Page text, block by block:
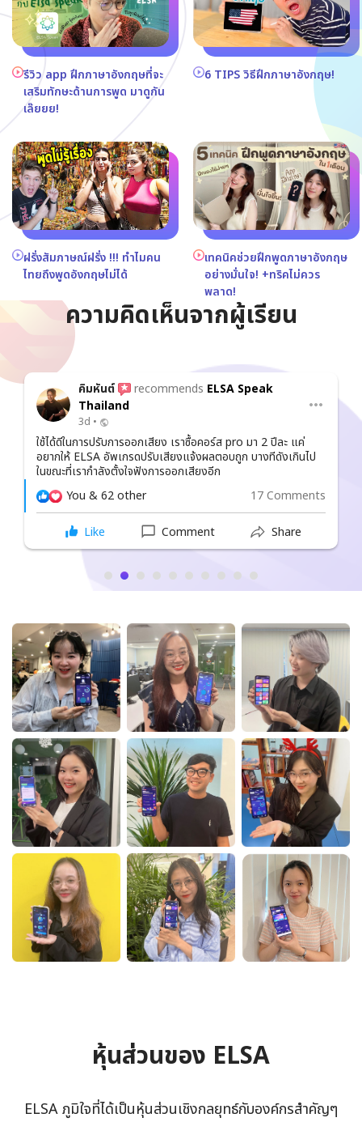
รีวิว app ฝึกภาษาอังกฤษที่จะ
เสริมทักษะด้านการพูด มาดูกัน
เล๊ยยย!
6 TIPS วิธีฝึกภาษาอังกฤษ!
ฝรั่งสัมภาษณ์ฝรั่ง !!! ทำไมคน
ไทยถึงพูดอังกฤษไม่ได้
เทคนิคช่วยฝึกพูดภาษาอังกฤษ
อย่างมั่นใจ! +ทริคไม่ควร
พลาด!
ความคิดเห็นจากผู้เรียน
คิมหันต์ recommends ELSA Speak
Thailand
3d •
ใช้ได้ดีในการปรับการออกเสียง เราซื้อคอร์ส pro มา 2 ปีละ แค่
อยากให้ ELSA อัพเกรดปรับเสียงแจ้งผลตอบถูก บางทีดังเกินไป
ในขณะที่เรากำลังตั้งใจฟังการออกเสียงอีก
You & 62 other
17 Comments
Like Comment Share
หุ้นส่วนของ ELSA
ELSA ภูมิใจที่ได้เป็นหุ้นส่วนเชิงกลยุทธ์กับองค์กรสำคัญๆ